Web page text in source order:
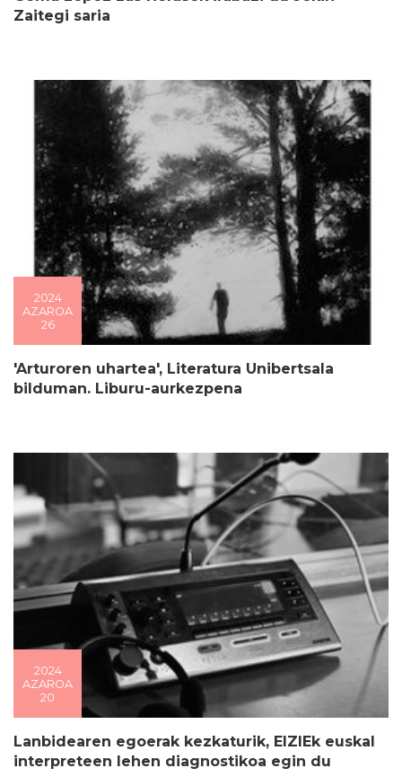
Zaitegi saria
2024
AZAROA
26
'Arturoren uhartea', Literatura Unibertsala
bilduman. Liburu-aurkezpena
2024
AZAROA
20
Lanbidearen egoerak kezkaturik, EIZIEk euskal
interpreteen lehen diagnostikoa egin du